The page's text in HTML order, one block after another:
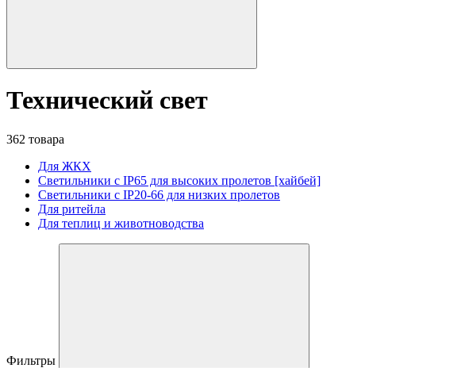
Технический свет
362 товара
Для ЖКХ
Светильники с IP65 для высоких пролетов [хайбей]
Светильники с IP20-66 для низких пролетов
Для ритейла
Для теплиц и животноводства
Фильтры